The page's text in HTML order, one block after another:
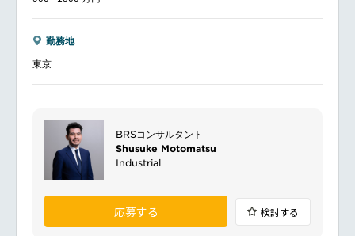
勤務地
東京
BRSコンサルタント
Shusuke Motomatsu
Industrial
応募する 検討する